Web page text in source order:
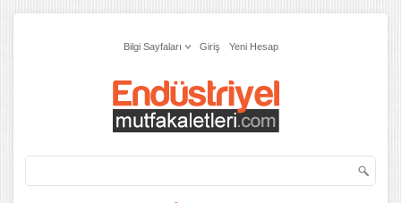
Bilgi Sayfaları Giriş Yeni Hesap